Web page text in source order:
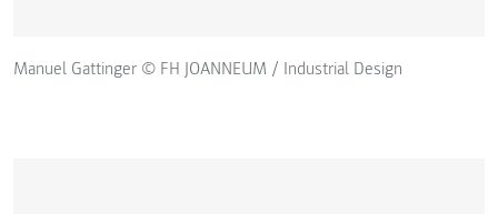
Manuel Gattinger © FH JOANNEUM / Industrial Design